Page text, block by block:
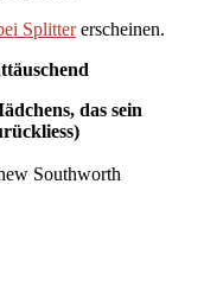
Splittererscheinen.
das sein
Southworth